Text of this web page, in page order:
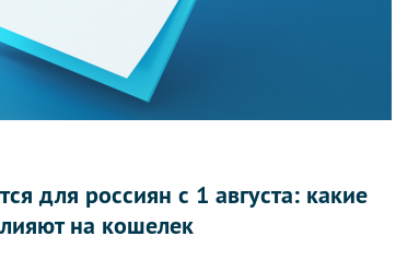
для россиян с 1 августа: какие
на кошелек